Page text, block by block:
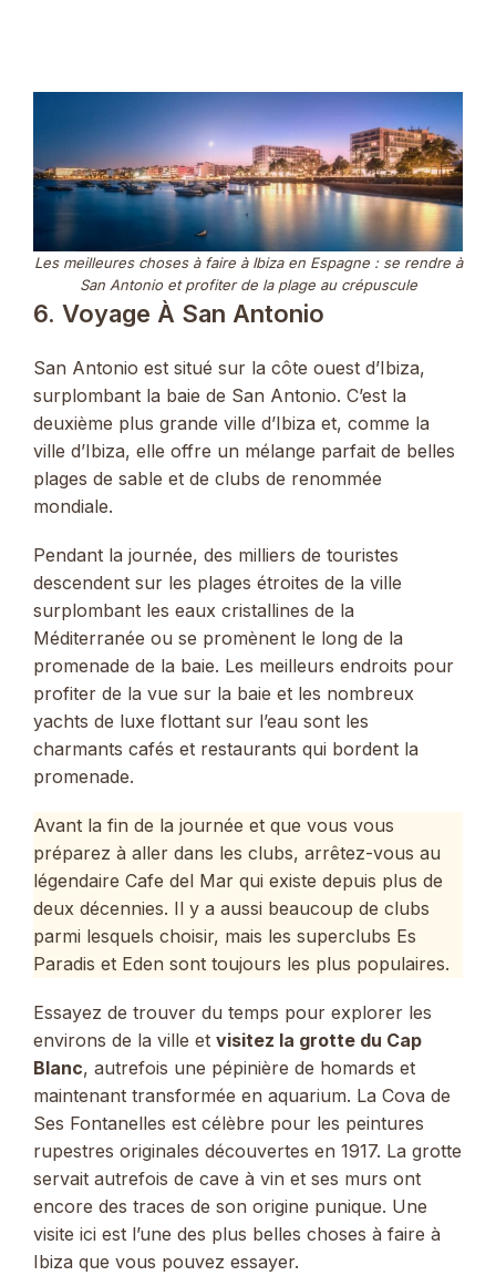
Les meilleures choses à faire à Ibiza en Espagne : se rendre à
San Antonio et profiter de la plage au crépuscule
6. Voyage À San Antonio
San Antonio est situé sur la côte ouest d’Ibiza,
surplombant la baie de San Antonio. C’est la
deuxième plus grande ville d’Ibiza et, comme la
ville d’Ibiza, elle offre un mélange parfait de belles
plages de sable et de clubs de renommée
mondiale.
Pendant la journée, des milliers de touristes
descendent sur les plages étroites de la ville
surplombant les eaux cristallines de la
Méditerranée ou se promènent le long de la
promenade de la baie. Les meilleurs endroits pour
profiter de la vue sur la baie et les nombreux
yachts de luxe flottant sur l’eau sont les
charmants cafés et restaurants qui bordent la
promenade.
Avant la fin de la journée et que vous vous
préparez à aller dans les clubs, arrêtez-vous au
légendaire Cafe del Mar qui existe depuis plus de
deux décennies. Il y a aussi beaucoup de clubs
parmi lesquels choisir, mais les superclubs Es
Paradis et Eden sont toujours les plus populaires.
Essayez de trouver du temps pour explorer les
environs de la ville et visitez la grotte du Cap
Blanc, autrefois une pépinière de homards et
maintenant transformée en aquarium. La Cova de
Ses Fontanelles est célèbre pour les peintures
rupestres originales découvertes en 1917. La grotte
servait autrefois de cave à vin et ses murs ont
encore des traces de son origine punique. Une
visite ici est l’une des plus belles choses à faire à
Ibiza que vous pouvez essayer.